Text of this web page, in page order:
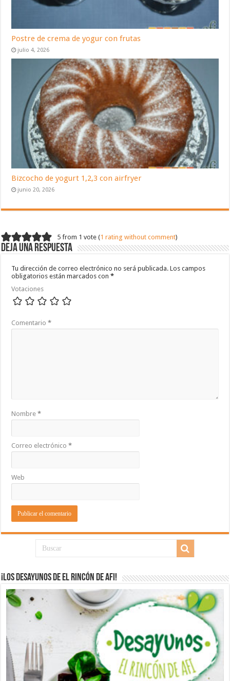
Postre de crema de yogur con frutas
julio 4, 2026
Bizcocho de yogurt 1,2,3 con airfryer
junio 20, 2026
5 from 1 vote (1 rating without comment)
Deja una respuesta
Tu dirección de correo electrónico no será publicada. Los campos
obligatorios están marcados con*
Votaciones
Comentario*
Nombre*
Correo electrónico*
Web
¡Los desayunos de El Rincón de Afi!